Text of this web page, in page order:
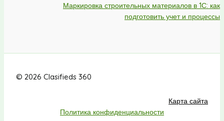
Маркировка строительных материалов в 1С: как
подготовить учет и процессы
© 2026 Clasifieds 360
Карта сайта
Политика конфиденциальности